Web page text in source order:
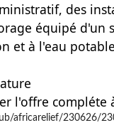
des
équipé d'un
et à l'eau
l'offre compléte
africarelief/230626/